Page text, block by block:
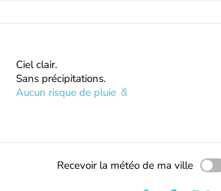
Ciel clair.
Sans précipitations.
Aucun risque de pluie
Recevoir la météo de ma ville